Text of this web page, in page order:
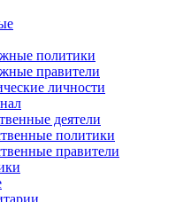
политики
правители
личности
деятели
политики
правители